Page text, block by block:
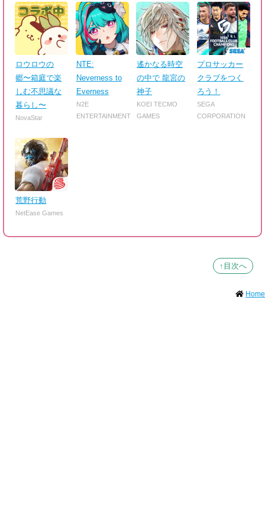
ロウロウの
郷〜箱庭で楽
しむ不思議な
暮らし〜
NovaStar
NTE:
Neverness to
Everness
N2E
ENTERTAINMENT
遙かなる時空
の中で 龍宮の
神子
KOEI TECMO
GAMES
プロサッカー
クラブをつく
ろう！
SEGA
CORPORATION
荒野行動
NetEase Games
↑目次へ
Home